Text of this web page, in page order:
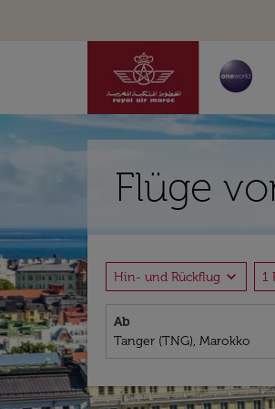
Flüge
Hin- und Rückflug expand_more 1
Ab